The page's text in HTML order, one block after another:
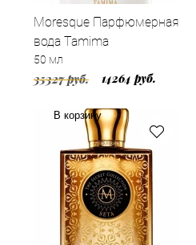
Moresque Парфюмерная
вода Tamima
50 мл
35327 руб. 14264 руб.
В корзину